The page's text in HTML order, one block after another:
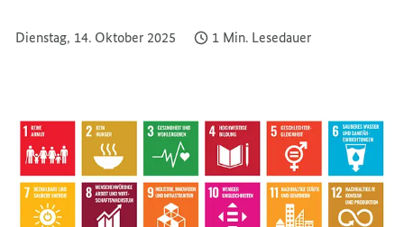
Dienstag, 14. Oktober 2025 1 Min. Lesedauer